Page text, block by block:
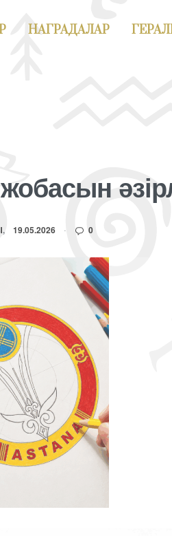
НАГРАДАЛАР
19.05.2026 0